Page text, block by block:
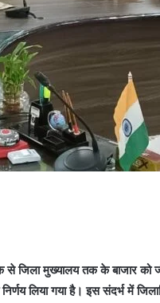
से जिला मुख्यालय तक के बाजार
लिया गया है।‌ इस संदर्भ में